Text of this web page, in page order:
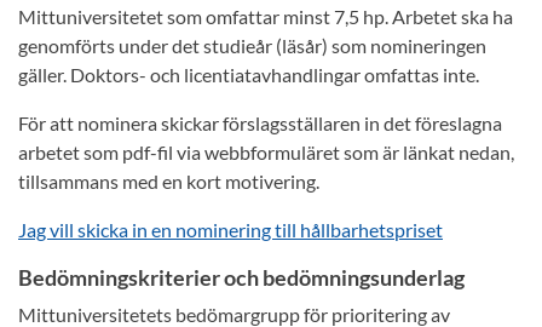
Mittuniversitetet som omfattar minst 7,5 hp. Arbetet ska ha
genomförts under det studieår (läsår) som nomineringen
gäller. Doktors- och licentiatavhandlingar omfattas inte.
För att nominera skickar förslagsställaren in det föreslagna
arbetet som pdf-fil via webbformuläret som är länkat nedan,
tillsammans med en kort motivering.
Jag vill skicka in en nominering till hållbarhetspriset
Bedömningskriterier och bedömningsunderlag
Mittuniversitetets bedömargrupp för prioritering av